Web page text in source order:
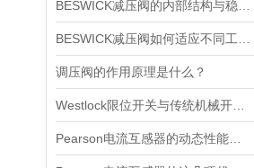
调压阀的作用原理是什么？